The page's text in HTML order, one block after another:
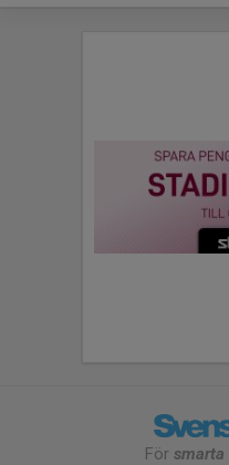
För smarta